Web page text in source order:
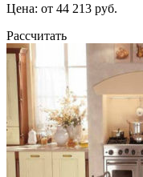
Цена: от 44 213 руб.
Рассчитать